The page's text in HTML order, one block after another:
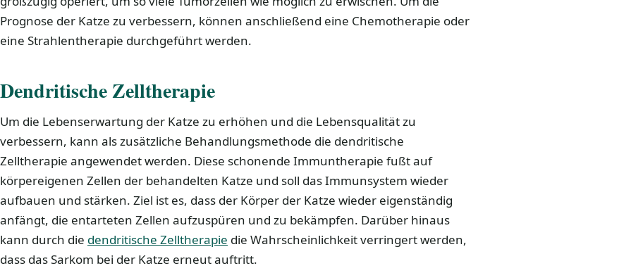
Prognose der Katze zu verbessern, können anschließend eine Chemotherapie oder
eine Strahlentherapie durchgeführt werden.
Dendritische Zelltherapie
Um die Lebenserwartung der Katze zu erhöhen und die Lebensqualität zu
verbessern, kann als zusätzliche Behandlungsmethode die dendritische
Zelltherapie angewendet werden. Diese schonende Immuntherapie fußt auf
körpereigenen Zellen der behandelten Katze und soll das Immunsystem wieder
aufbauen und stärken. Ziel ist es, dass der Körper der Katze wieder eigenständig
anfängt, die entarteten Zellen aufzuspüren und zu bekämpfen. Darüber hinaus
kann durch die dendritische Zelltherapie die Wahrscheinlichkeit verringert werden,
dass das Sarkom bei der Katze erneut auftritt.